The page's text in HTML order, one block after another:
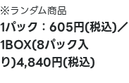
※ランダム商品
1パック：605円(税込)／
1BOX(8パック入
り)4,840円(税込)